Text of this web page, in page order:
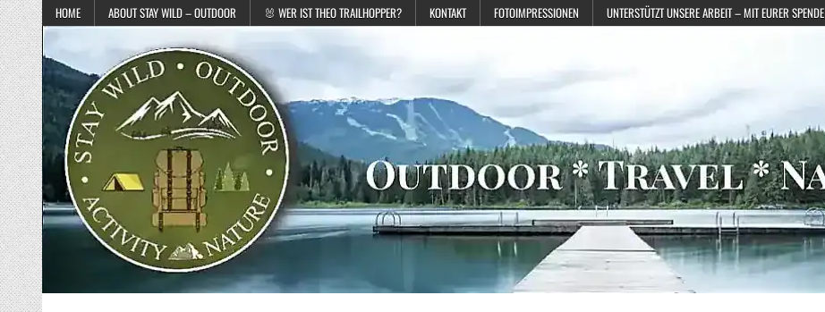
Skip to content
HOME ABOUT STAY WILD – OUTDOOR 🐰 WER IST THEO TRAILHOPPER? KONTAKT FOTOIMPRESSIONEN UNTERSTÜTZT UNSERE ARBEIT – MIT EURER SPENDE